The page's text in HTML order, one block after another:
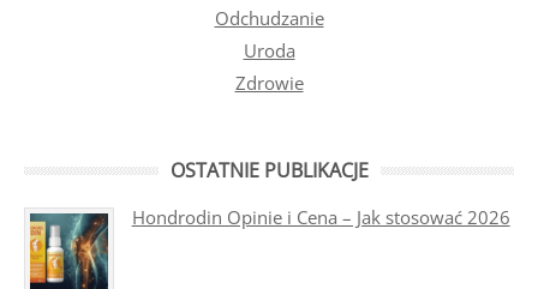
Odchudzanie
Uroda
Zdrowie
OSTATNIE PUBLIKACJE
Hondrodin Opinie i Cena – Jak stosować 2026